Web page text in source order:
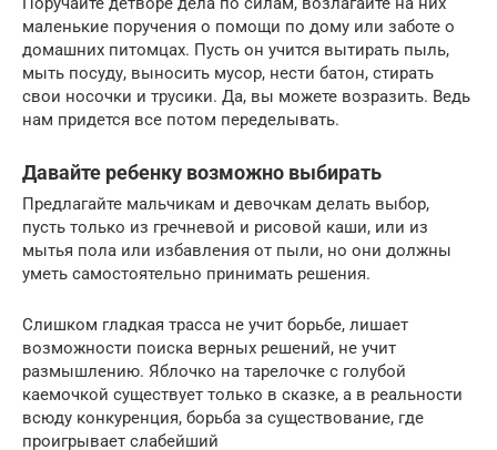
маленькие поручения о помощи по дому или заботе о
домашних питомцах. Пусть он учится вытирать пыль,
мыть посуду, выносить мусор, нести батон, стирать
свои носочки и трусики. Да, вы можете возразить. Ведь
нам придется все потом переделывать.
Давайте ребенку возможно выбирать
Предлагайте мальчикам и девочкам делать выбор,
пусть только из гречневой и рисовой каши, или из
мытья пола или избавления от пыли, но они должны
уметь самостоятельно принимать решения.
Слишком гладкая трасса не учит борьбе, лишает
возможности поиска верных решений, не учит
размышлению. Яблочко на тарелочке с голубой
каемочкой существует только в сказке, а в реальности
всюду конкуренция, борьба за существование, где
проигрывает слабейший